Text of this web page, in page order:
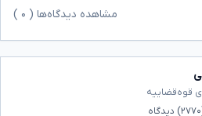
مشاهده دیدگاه‌ها ( ۰
قوه‌قضاییه
دیدگاه